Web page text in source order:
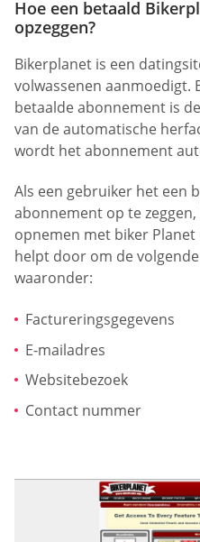
Hoe een betaald
opzeggen?
Bikerplanet is een
volwassenen aanmoedigt.
betaalde abonnement is
van de automatische
wordt het abonnement
Als een gebruiker het een
abonnement op te
opnemen met biker
helpt door om de
waaronder:
Factureringsgegevens
E-mailadres
Websitebezoek
Contact nummer